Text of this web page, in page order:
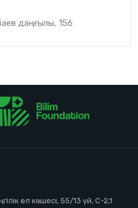
даңғылы, 156
ел көшесі, 55/13 үй, С-2,1